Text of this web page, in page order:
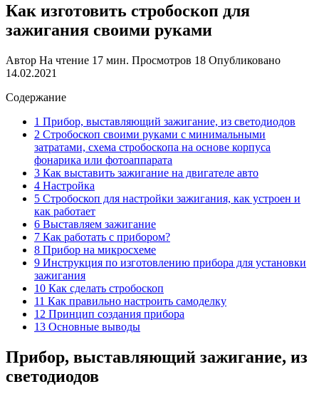
Как изготовить стробоскоп для
зажигания своими руками
Автор На чтение 17 мин. Просмотров 18 Опубликовано
14.02.2021
Содержание
1 Прибор, выставляющий зажигание, из светодиодов
2 Стробоскоп своими руками с минимальными
затратами, схема стробоскопа на основе корпуса
фонарика или фотоаппарата
3 Как выставить зажигание на двигателе авто
4 Настройка
5 Стробоскоп для настройки зажигания, как устроен и
как работает
6 Выставляем зажигание
7 Как работать с прибором?
8 Прибор на микросхеме
9 Инструкция по изготовлению прибора для установки
зажигания
10 Как сделать стробоскоп
11 Как правильно настроить самоделку
12 Принцип создания прибора
13 Основные выводы
Прибор, выставляющий зажигание, из
светодиодов